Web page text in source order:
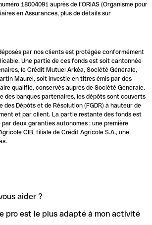
18004091 auprès de l’ORIAS (Organisme pour
en Assurances, plus de détails sur
par nos clients est protégée conformément
Une partie de ces fonds est soit cantonnée
le Crédit Mutuel Arkéa, Société Générale,
Maurel, soit investie en titres émis par des
qualifié, conservés auprès de Société Générale.
des banques partenaires, les dépôts sont couverts
des Dépôts et de Résolution (FGDR) à hauteur de
et par client. La partie restante des fonds est
deux garanties autonomes : une première
CIB, filiale de Crédit Agricole S.A., une
aider ?
pro est le plus adapté à mon activité